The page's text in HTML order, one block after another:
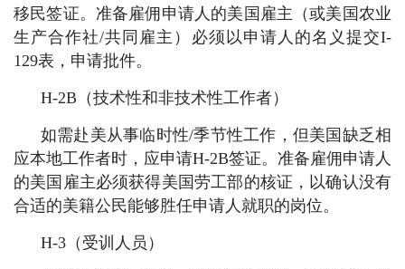
移民签证。准备雇佣申请人的美国雇主（或美国农业
生产合作社/共同雇主）必须以申请人的名义提交I-
129表，申请批件。
H-2B（技术性和非技术性工作者）
如需赴美从事临时性/季节性工作，但美国缺乏相
应本地工作者时，应申请H-2B签证。准备雇佣申请人
的美国雇主必须获得美国劳工部的核证，以确认没有
合适的美籍公民能够胜任申请人就职的岗位。
H-3（受训人员）